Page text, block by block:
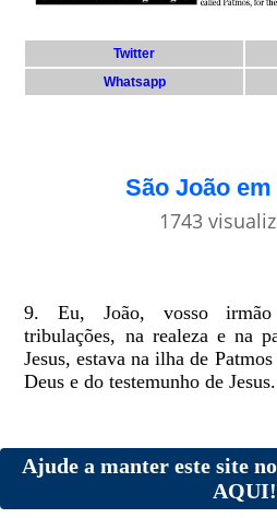
Twitter
Whatsapp
São João
1743
9. Eu, João, vosso
tribulações, na realeza e na
Jesus, estava na ilha de
Deus e do testemunho de
Ajude a manter este site
AQUI!